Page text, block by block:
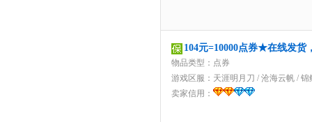
104元=10000点券★在线发
物品类型：点券
游戏区服： 天涯明月刀 / 沧海云帆 / 锦
卖家信用：